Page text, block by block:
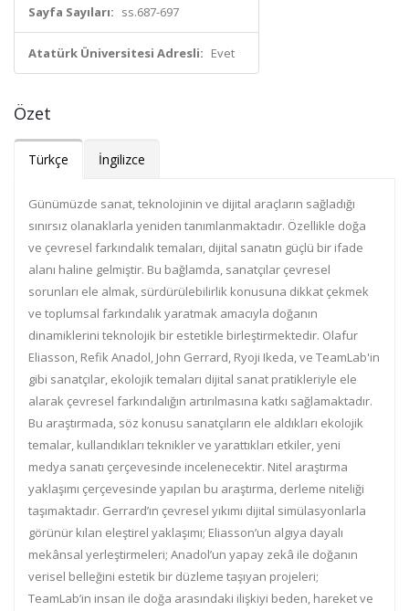
Sayfa Sayıları: ss.687-697
Atatürk Üniversitesi Adresli: Evet
Özet
Türkçe İngilizce
Günümüzde sanat, teknolojinin ve dijital araçların sağladığı
sınırsız olanaklarla yeniden tanımlanmaktadır. Özellikle doğa
ve çevresel farkındalık temaları, dijital sanatın güçlü bir ifade
alanı haline gelmiştir. Bu bağlamda, sanatçılar çevresel
sorunları ele almak, sürdürülebilirlik konusuna dikkat çekmek
ve toplumsal farkındalık yaratmak amacıyla doğanın
dinamiklerini teknolojik bir estetikle birleştirmektedir. Olafur
Eliasson, Refik Anadol, John Gerrard, Ryoji Ikeda, ve TeamLab'in
gibi sanatçılar, ekolojik temaları dijital sanat pratikleriyle ele
alarak çevresel farkındalığın artırılmasına katkı sağlamaktadır.
Bu araştırmada, söz konusu sanatçıların ele aldıkları ekolojik
temalar, kullandıkları teknikler ve yarattıkları etkiler, yeni
medya sanatı çerçevesinde incelenecektir. Nitel araştırma
yaklaşımı çerçevesinde yapılan bu araştırma, derleme niteliği
taşımaktadır. Gerrard’ın çevresel yıkımı dijital simülasyonlarla
görünür kılan eleştirel yaklaşımı; Eliasson’un algıya dayalı
mekânsal yerleştirmeleri; Anadol’un yapay zekâ ile doğanın
verisel belleğini estetik bir düzleme taşıyan projeleri;
TeamLab’in insan ile doğa arasındaki ilişkiyi beden, hareket ve